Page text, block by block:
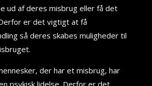
ud af deres misbrug eller få det
er det vigtigt at få
så deres skabes muligheder til
der har et misbrug, har
psykisk lidelse. Derfor er det